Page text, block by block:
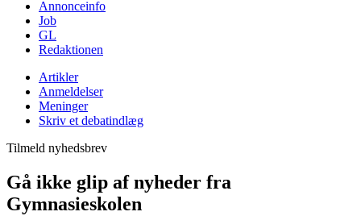
Annonceinfo
Job
GL
Redaktionen
Artikler
Anmeldelser
Meninger
Skriv et debatindlæg
Tilmeld nyhedsbrev
Gå ikke glip af nyheder fra
Gymnasieskolen